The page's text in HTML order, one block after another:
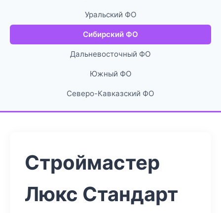
Уральский ФО
Сибирский ФО
Дальневосточный ФО
Южный ФО
Северо-Кавказский ФО
Строймастер
Люкс Стандарт